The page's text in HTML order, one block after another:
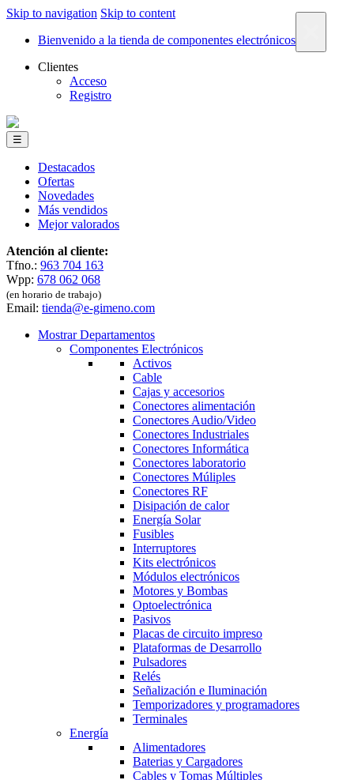
Skip to navigation Skip to content
Bienvenido a la tienda de componentes electrónicos
Clientes
Acceso
Registro
☰
Destacados
Ofertas
Novedades
Más vendidos
Mejor valorados
Atención al cliente:
Tfno.: 963 704 163
Wpp: 678 062 068
(en horario de trabajo)
Email: tienda@e-gimeno.com
Mostrar Departamentos
Componentes Electrónicos
Activos
Cable
Cajas y accesorios
Conectores alimentación
Conectores Audio/Video
Conectores Industriales
Conectores Informática
Conectores laboratorio
Conectores Múliples
Conectores RF
Disipación de calor
Energía Solar
Fusibles
Interruptores
Kits electrónicos
Módulos electrónicos
Motores y Bombas
Optoelectrónica
Pasivos
Placas de circuito impreso
Plataformas de Desarrollo
Pulsadores
Relés
Señalización e Iluminación
Temporizadores y programadores
Terminales
Energía
Alimentadores
Baterias y Cargadores
Cables y Tomas Múltiples